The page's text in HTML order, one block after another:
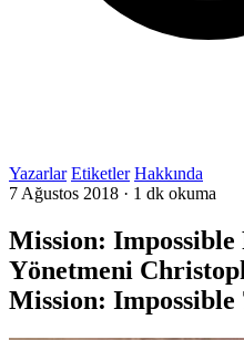
Yazarlar Etiketler Hakkında
7 Ağustos 2018 · 1 dk okuma
Mission: Impossible
Yönetmeni
Mission: Impossible